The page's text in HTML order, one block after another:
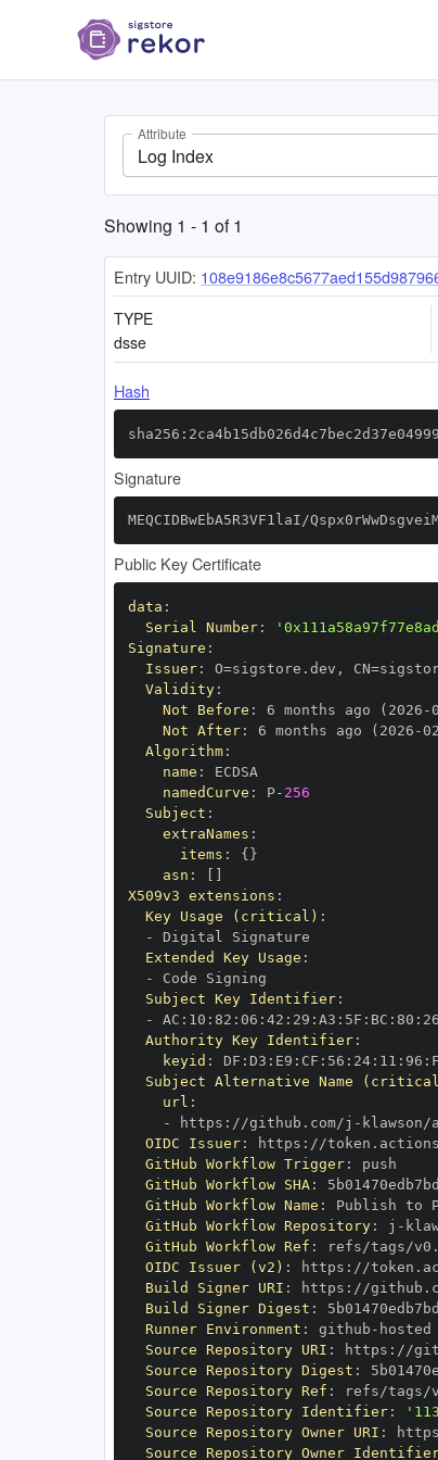
Attribute
Log Index
Showing 1 - 1 of1
Entry UUID:
TYPE
dsse
Hash
Signature
MEQCIDBwEbA5R3VF1laI/
Public Key Certificate
data :
Serial Number:
Signature :
Issuer: O=sigstore.dev ,
Validity:
Not Before : 6 months ago (2026 -
Not After: 6 months ago (2026 -02
Algorithm:
name :
namedCurve : P- 256
Subject :
extraNames :
items : { }
asn :
X509v3 extensions :
Key Usage (critical) :
-
Extended Key Usage :
-
Subject Key Identifier:
-
AC : 10 : 82 : 06 : 42 : 29 : A3 : 5F : BC : 80 : 26
Authority Key Identifier:
keyid : DF : D3 : E9 : CF : 56 : 24: 11 : 96 :
Subject Alternative Name
url :
-
https : //github.com/j -
OIDC Issuer: https :
GitHub Workflow Trigger:
GitHub Workflow SHA:
GitHub Workflow Name :
GitHub Workflow Repository: j -
GitHub Workflow Ref :
OIDC Issuer (v2) : https :
Build Signer URI : https : //
Build Signer Digest :
Runner Environment : github -
Source Repository URI : https : //
Source Repository Digest :
Source Repository Ref :
Source Repository Identifier:
Source Repository Owner URI : https
Source Repository Owner